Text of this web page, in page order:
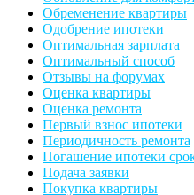
Обременение квартиры
Одобрение ипотеки
Оптимальная зарплата
Оптимальный способ
Отзывы на форумах
Оценка квартиры
Оценка ремонта
Первый взнос ипотеки
Периодичность ремонта
Погашение ипотеки
Подача заявки
Покупка квартиры